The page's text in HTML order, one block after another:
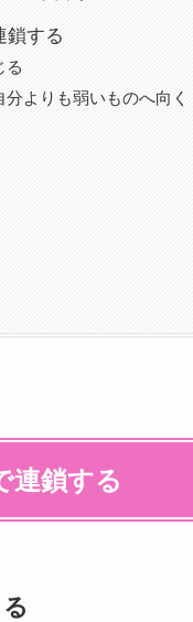
鎖する
る
よりも弱いものへ向く
連鎖する